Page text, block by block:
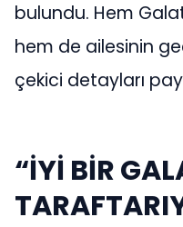
bulundu. Hem
hem de ailesinin
çekici detayları
“İYİ BİR